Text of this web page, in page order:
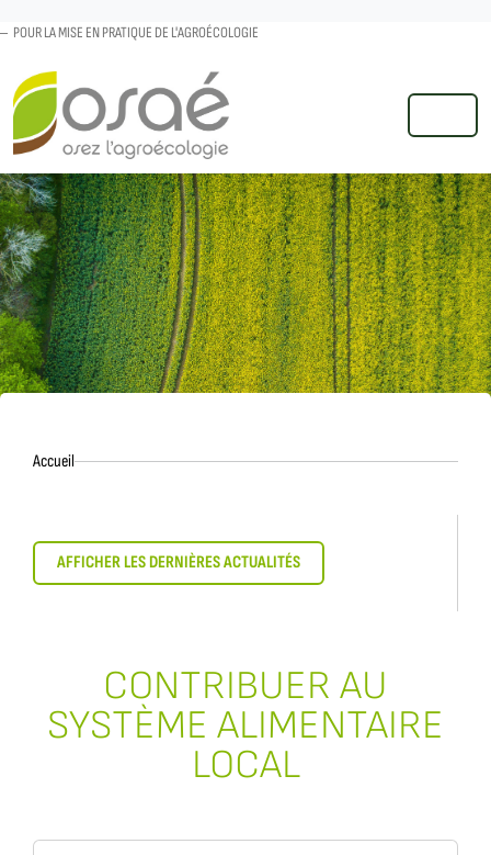
POUR LA MISE EN PRATIQUE DE L'AGROÉCOLOGIE
MENU
AccueilAccueil
AFFICHER LES DERNIÈRES ACTUALITÉS
CONTRIBUER AU
SYSTÈME ALIMENTAIRE
LOCAL